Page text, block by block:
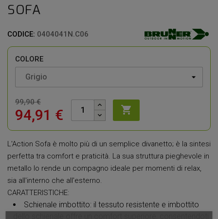
SOFA
CODICE: 0404041N.C06
COLORE
99,90 €
94,91 € 
L'Action Sofa è molto più di un semplice divanetto; è la sintesi
perfetta tra comfort e praticità. La sua struttura pieghevole in
metallo lo rende un compagno ideale per momenti di relax,
sia all'interno che all'esterno.
CARATTERISTICHE:
Schienale imbottito: il tessuto resistente e imbottito